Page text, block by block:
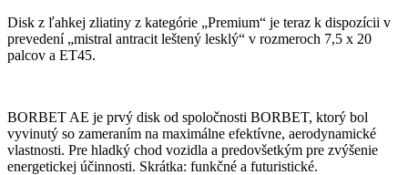
Disk z ľahkej zliatiny z kategórie „Premium“ je teraz k dispozícii v
prevedení „mistral antracit leštený lesklý“ v rozmeroch 7,5 x 20
palcov a ET45.
BORBET AE je prvý disk od spoločnosti BORBET, ktorý bol
vyvinutý so zameraním na maximálne efektívne, aerodynamické
vlastnosti. Pre hladký chod vozidla a predovšetkým pre zvýšenie
energetickej účinnosti. Skrátka: funkčné a futuristické.